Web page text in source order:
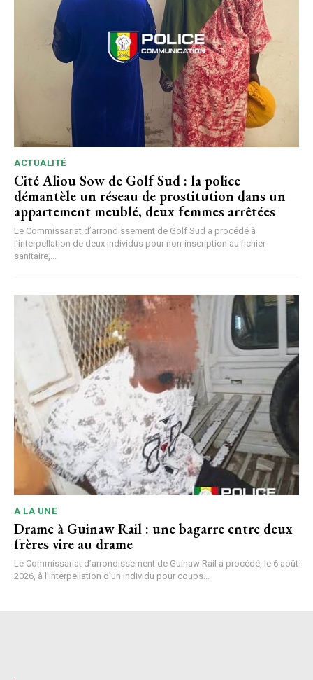
ACTUALITÉ
Cité Aliou Sow de Golf Sud : la police
démantèle un réseau de prostitution dans un
appartement meublé, deux femmes arrêtées
Le Commissariat d’arrondissement de Golf Sud a procédé à
l’interpellation de deux individus pour non-inscription au fichier
sanitaire,...
A LA UNE
Drame à Guinaw Rail : une bagarre entre deux
frères vire au drame
Le Commissariat d’arrondissement de Guinaw Rail a procédé, le 6 août
2026, à l’interpellation d’un individu pour coups...